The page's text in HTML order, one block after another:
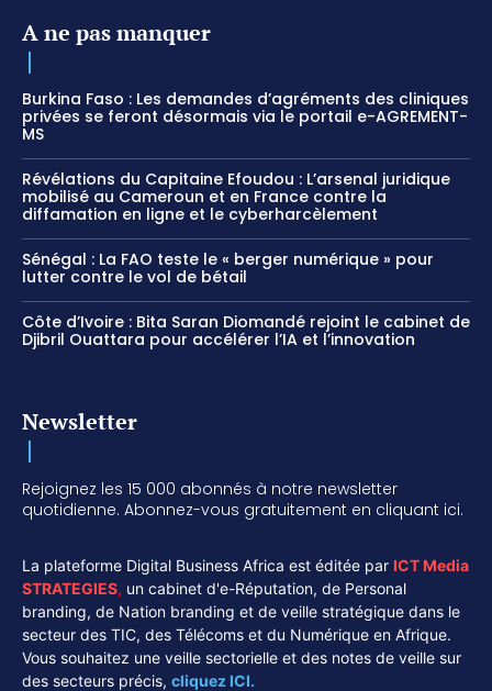
A ne pas manquer
Burkina Faso : Les demandes d’agréments des cliniques
privées se feront désormais via le portail e-AGREMENT-
MS
Révélations du Capitaine Efoudou : L’arsenal juridique
mobilisé au Cameroun et en France contre la
diffamation en ligne et le cyberharcèlement
Sénégal : La FAO teste le « berger numérique » pour
lutter contre le vol de bétail
Côte d’Ivoire : Bita Saran Diomandé rejoint le cabinet de
Djibril Ouattara pour accélérer l’IA et l’innovation
Newsletter
Rejoignez les 15 000 abonnés à notre newsletter
quotidienne. Abonnez-vous gratuitement en cliquant ici.
La plateforme Digital Business Africa est éditée par ICT Media
STRATEGIES, un cabinet d'e-Réputation, de Personal
branding, de Nation branding et de veille stratégique dans le
secteur des TIC, des Télécoms et du Numérique en Afrique.
Vous souhaitez une veille sectorielle et des notes de veille sur
des secteurs précis, cliquez ICI.